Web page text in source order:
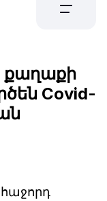
քաղաքի
Covid-